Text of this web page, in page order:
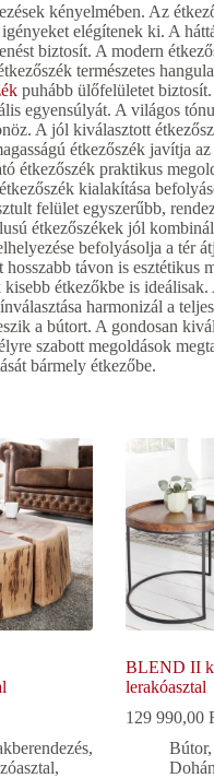
kényelmében. Az
elégítenek ki. A
biztosít. A modern
természetes
puhább ülőfelületet
egyensúlyát. A világos
A jól kiválasztott
étkezőszék javítja
étkezőszék praktikus
kialakítása
felület egyszerűbb,
étkezőszékek jól
befolyásolja a tér
távon is esztétikus
étkezőkbe is
harmonizál a
a bútort. A gondosan
szabott megoldások
bármely étkezőbe.
,
,
BLEND II
lerakóasztal
129 990,00
Bútor,